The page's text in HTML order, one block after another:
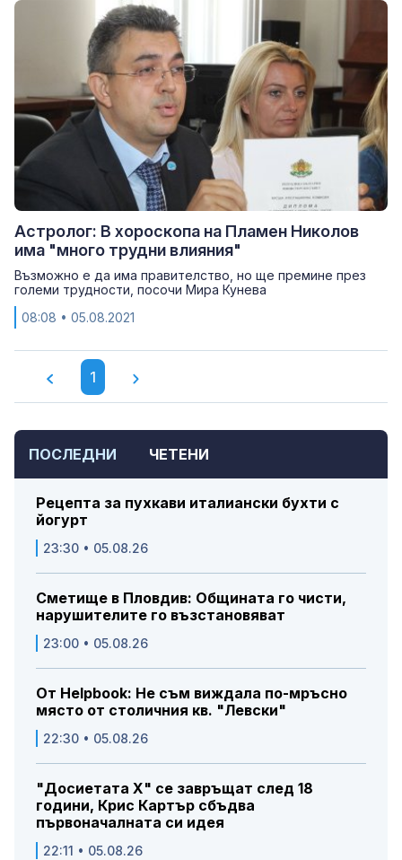
Астролог: В хороскопа на Пламен Николов
има "много трудни влияния"
Възможно е да има правителство, но ще премине през
големи трудности, посочи Мира Кунева
08:08 • 05.08.2021
1
ПОСЛЕДНИ ЧЕТЕНИ
Рецепта за пухкави италиански бухти с
йогурт
23:30 • 05.08.26
Сметище в Пловдив: Общината го чисти,
нарушителите го възстановяват
23:00 • 05.08.26
От Helpbook: Не съм виждала по-мръсно
място от столичния кв. "Левски"
22:30 • 05.08.26
"Досиетата Х" се завръщат след 18
години, Крис Картър сбъдва
първоначалната си идея
22:11 • 05.08.26